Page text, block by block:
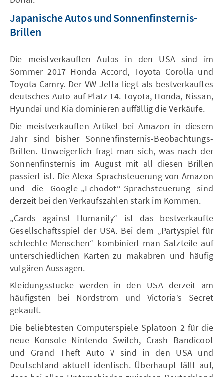
Japanische Autos und Sonnenfinsternis-
Brillen
Die meistverkauften Autos in den USA sind im
Sommer 2017 Honda Accord, Toyota Corolla und
Toyota Camry. Der VW Jetta liegt als bestverkauftes
deutsches Auto auf Platz 14. Toyota, Honda, Nissan,
Hyundai und Kia dominieren auffällig die Verkäufe.
Die meistverkauften Artikel bei Amazon in diesem
Jahr sind bisher Sonnenfinsternis-Beobachtungs-
Brillen. Unweigerlich fragt man sich, was nach der
Sonnenfinsternis im August mit all diesen Brillen
passiert ist. Die Alexa-Sprachsteuerung von Amazon
und die Google-„Echodot“-Sprachsteuerung sind
derzeit bei den Verkaufszahlen stark im Kommen.
„Cards against Humanity“ ist das bestverkaufte
Gesellschaftsspiel der USA. Bei dem „Partyspiel für
schlechte Menschen“ kombiniert man Satzteile auf
unterschiedlichen Karten zu makabren und häufig
vulgären Aussagen.
Kleidungsstücke werden in den USA derzeit am
häufigsten bei Nordstrom und Victoria’s Secret
gekauft.
Die beliebtesten Computerspiele Splatoon 2 für die
neue Konsole Nintendo Switch, Crash Bandicoot
und Grand Theft Auto V sind in den USA und
Deutschland aktuell identisch. Überhaupt fällt auf,